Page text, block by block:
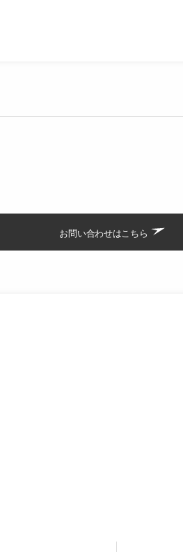
お問い合わせはこちら